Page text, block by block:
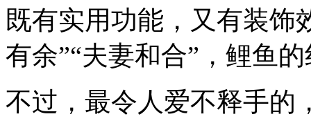
既有实用功能，又有装饰
有余”“夫妻和合”，鲤鱼
不过，最令人爱不释手的